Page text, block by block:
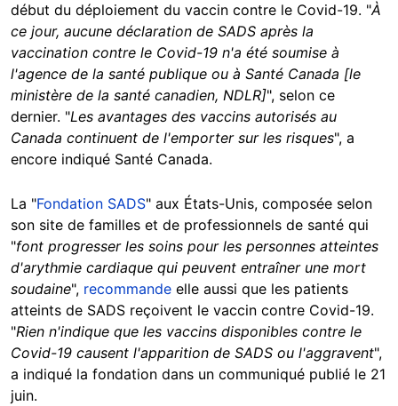
début du déploiement du vaccin contre le Covid-19. "À
ce jour, aucune déclaration de SADS après la
vaccination contre le Covid-19 n'a été soumise à
l'agence de la santé publique ou à Santé Canada [le
ministère de la santé canadien, NDLR]", selon ce
dernier. "Les avantages des vaccins autorisés au
Canada continuent de l'emporter sur les risques", a
encore indiqué Santé Canada.
La "Fondation SADS" aux États-Unis, composée selon
son site de familles et de professionnels de santé qui
"font progresser les soins pour les personnes atteintes
d'arythmie cardiaque qui peuvent entraîner une mort
soudaine", recommande elle aussi que les patients
atteints de SADS reçoivent le vaccin contre Covid-19.
"Rien n'indique que les vaccins disponibles contre le
Covid-19 causent l'apparition de SADS ou l'aggravent",
a indiqué la fondation dans un communiqué publié le 21
juin.